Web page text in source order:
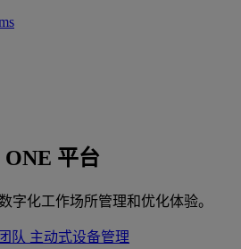
ONE 平台
字化工作场所管理和优化体验。
队 主动式设备管理